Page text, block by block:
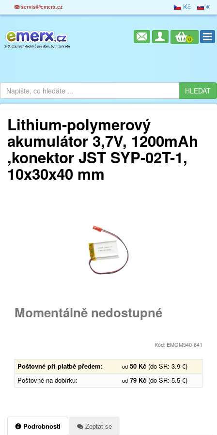
servis@emerx.cz Kč €
0
Lithium-polymerový
akumulátor 3,7V, 1200mAh
,konektor JST SYP-02T-1,
10x30x40 mm
Momentálně nedostupné
Kód: EMGM540-641
Poštovné při platbě předem: od 50 Kč (do SR: 3.9 €)
Poštovné na dobírku:
od 79 Kč (do SR: 5.5 €)
Podrobnosti Zeptat se